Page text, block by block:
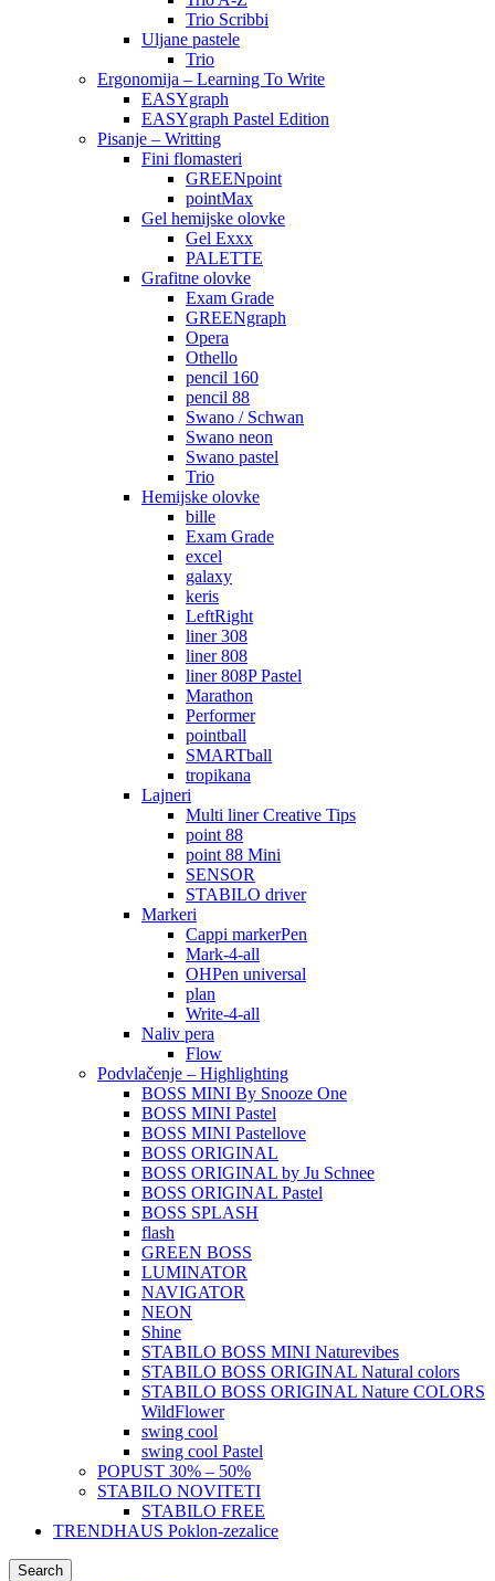
Trio Scribbi
Uljane pastele
Trio
Ergonomija – Learning To Write
EASYgraph
EASYgraph Pastel Edition
Pisanje – Writting
Fini flomasteri
GREENpoint
pointMax
Gel hemijske olovke
Gel Exxx
PALETTE
Grafitne olovke
Exam Grade
GREENgraph
Opera
Othello
pencil 160
pencil 88
Swano / Schwan
Swano neon
Swano pastel
Trio
Hemijske olovke
bille
Exam Grade
excel
galaxy
keris
LeftRight
liner 308
liner 808
liner 808P Pastel
Marathon
Performer
pointball
SMARTball
tropikana
Lajneri
Multi liner Creative Tips
point 88
point 88 Mini
SENSOR
STABILO driver
Markeri
Cappi markerPen
Mark-4-all
OHPen universal
plan
Write-4-all
Naliv pera
Flow
Podvlačenje – Highlighting
BOSS MINI By Snooze One
BOSS MINI Pastel
BOSS MINI Pastellove
BOSS ORIGINAL
BOSS ORIGINAL by Ju Schnee
BOSS ORIGINAL Pastel
BOSS SPLASH
flash
GREEN BOSS
LUMINATOR
NAVIGATOR
NEON
Shine
STABILO BOSS MINI Naturevibes
STABILO BOSS ORIGINAL Natural colors
STABILO BOSS ORIGINAL Nature COLORS
WildFlower
swing cool
swing cool Pastel
POPUST 30% – 50%
STABILO NOVITETI
STABILO FREE
TRENDHAUS Poklon-zezalice
Search